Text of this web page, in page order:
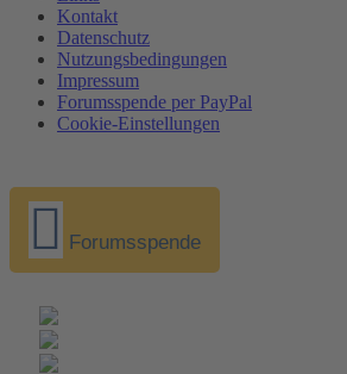
Kontakt
Datenschutz
Nutzungsbedingungen
Impressum
Forumsspende per PayPal
Cookie-Einstellungen
Forumsspende